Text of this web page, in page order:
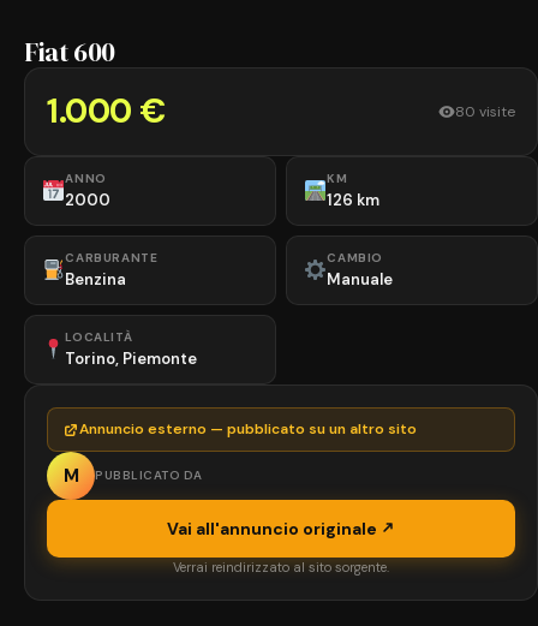
Fiat 600
1.000 € 80 visite
ANNO
2000
KM
126 km
CARBURANTE
Benzina
CAMBIO
Manuale
LOCALITÀ
Torino, Piemonte
Annuncio esterno — pubblicato su un altro sito
M PUBBLICATO DA
Vai all'annuncio originale
Verrai reindirizzato al sito sorgente.